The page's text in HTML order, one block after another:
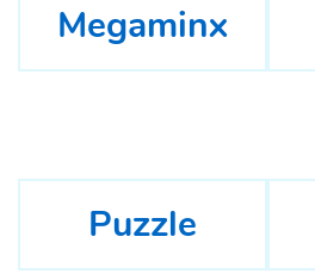
Megaminx
Puzzle